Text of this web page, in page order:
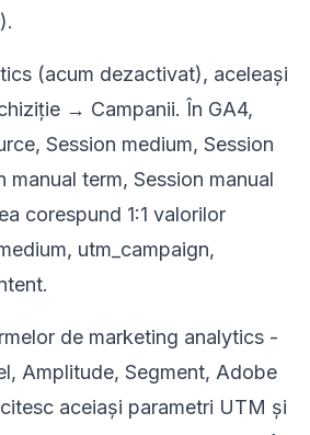
(acum dezactivat), aceleași
→ Campanii. În GA4,
Session medium, Session
manual term, Session manual
corespund 1:1 valorilor
utm_campaign,
de marketing analytics -
Amplitude, Segment, Adobe
aceiași parametri UTM și